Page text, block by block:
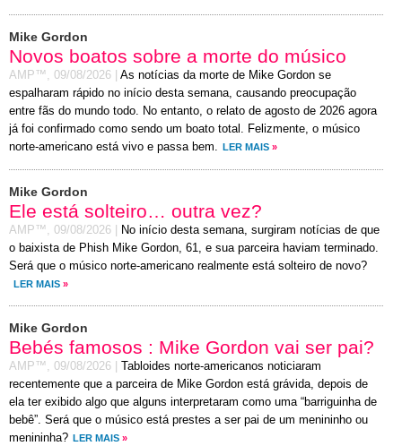
Mike Gordon
Novos boatos sobre a morte do músico
AMP™, 09/08/2026
As notícias da morte de Mike Gordon se
espalharam rápido no início desta semana, causando preocupação
entre fãs do mundo todo. No entanto, o relato de agosto de 2026 agora
já foi confirmado como sendo um boato total. Felizmente, o músico
norte-americano está vivo e passa bem.
LER MAIS »
Mike Gordon
Ele está solteiro… outra vez?
AMP™, 09/08/2026
No início desta semana, surgiram notícias de que
o baixista de Phish Mike Gordon, 61, e sua parceira haviam terminado.
Será que o músico norte-americano realmente está solteiro de novo?
LER MAIS »
Mike Gordon
Bebés famosos : Mike Gordon vai ser pai?
AMP™, 09/08/2026
Tabloides norte-americanos noticiaram
recentemente que a parceira de Mike Gordon está grávida, depois de
ela ter exibido algo que alguns interpretaram como uma “barriguinha de
bebê”. Será que o músico está prestes a ser pai de um menininho ou
menininha? LER MAIS »